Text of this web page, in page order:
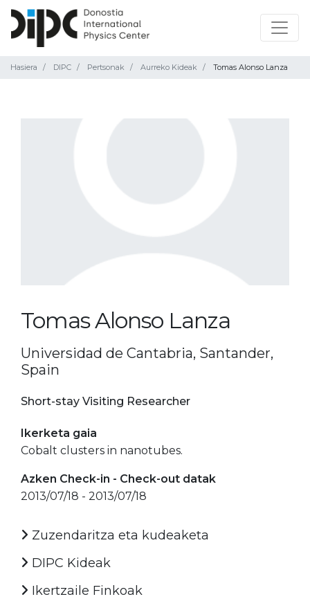
Hasiera DIPC Pertsonak Aurreko Kideak Tomas Alonso Lanza
Tomas Alonso Lanza
Universidad de Cantabria, Santander,
Spain
Short-stay Visiting Researcher
Ikerketa gaia
Cobalt clusters in nanotubes.
Azken Check-in - Check-out datak
2013/07/18 - 2013/07/18
Zuzendaritza eta kudeaketa
DIPC Kideak
Ikertzaile Finkoak